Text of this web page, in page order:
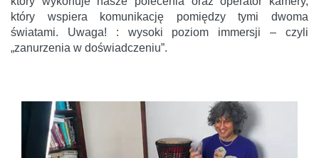
który wspiera komunikację pomiędzy tymi dwoma
światami. Uwaga! : wysoki poziom immersji – czyli
„zanurzenia w doświadczeniu”.